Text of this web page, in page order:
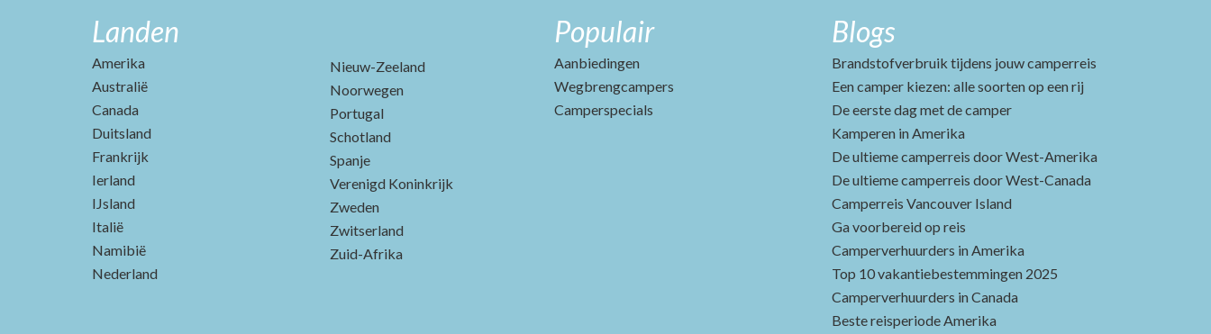
Landen
Amerika
Australië
Canada
Duitsland
Frankrijk
Ierland
IJsland
Italië
Namibië
Nederland
Nieuw-Zeeland
Noorwegen
Portugal
Schotland
Spanje
Verenigd Koninkrijk
Zweden
Zwitserland
Zuid-Afrika
Populair
Aanbiedingen
Wegbrengcampers
Camperspecials
Blogs
Brandstofverbruik tijdens jouw camperreis
Een camper kiezen: alle soorten op een rij
De eerste dag met de camper
Kamperen in Amerika
De ultieme camperreis door West-Amerika
De ultieme camperreis door West-Canada
Camperreis Vancouver Island
Ga voorbereid op reis
Camperverhuurders in Amerika
Top 10 vakantiebestemmingen 2025
Camperverhuurders in Canada
Beste reisperiode Amerika